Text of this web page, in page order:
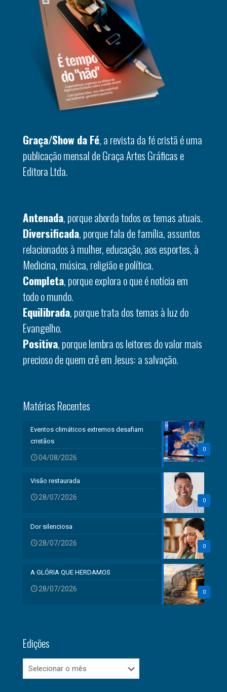
Graça/Show da Fé, a revista da fé cristã é uma
publicação mensal de Graça Artes Gráficas e
Editora Ltda.
Antenada, porque aborda todos os temas atuais.
Diversificada, porque fala de família, assuntos
relacionados à mulher, educação, aos esportes, à
Medicina, música, religião e política.
Completa, porque explora o que é notícia em
todo o mundo.
Equilibrada, porque trata dos temas à luz do
Evangelho.
Positiva, porque lembra os leitores do valor mais
precioso de quem crê em Jesus: a salvação.
Matérias Recentes
0
Eventos climáticos extremos desafiam
cristãos
04/08/2026
0
Visão restaurada
28/07/2026
0
Dor silenciosa
28/07/2026
0
A GLÓRIA QUE HERDAMOS
28/07/2026
Edições
Edições